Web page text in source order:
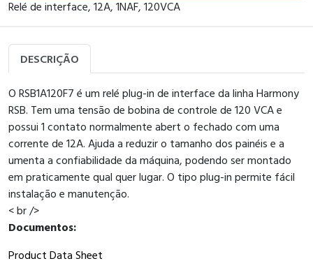
Relé de interface, 12A, 1NAF, 120VCA
DESCRIÇÃO
O RSB1A120F7 é um relé plug-in de interface da linha Harmony
RSB. Tem uma tensão de bobina de controle de 120 VCA e
possui 1 contato normalmente abert o fechado com uma
corrente de 12A. Ajuda a reduzir o tamanho dos painéis e a
umenta a confiabilidade da máquina, podendo ser montado
em praticamente qual quer lugar. O tipo plug-in permite fácil
instalação e manutenção.
< br />
Documentos:
Product Data Sheet